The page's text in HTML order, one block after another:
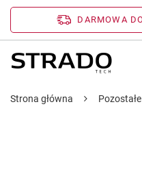
DARMOWA
Strona główna Pozostałe